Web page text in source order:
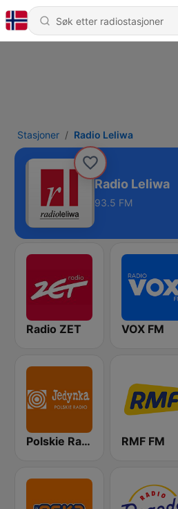
Stasjoner Radio Leliwa
Radio Leliwa
93.5 FM
Radio ZET VOX FM
Polskie Radio Program I (PR1) Jedynka RMF FM